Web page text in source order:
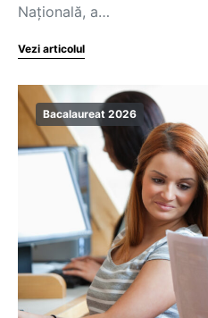
Națională, a…
Vezi articolul
Bacalaureat 2026